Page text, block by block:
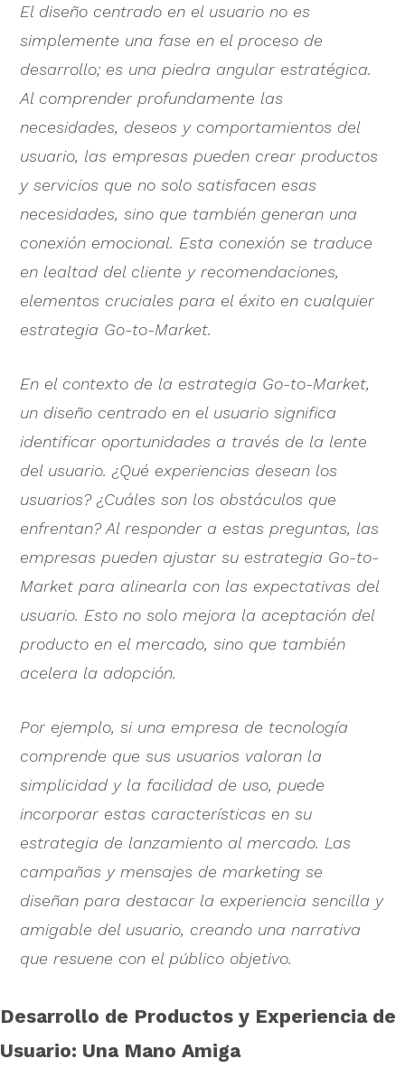
El diseño centrado en el usuario no es
simplemente una fase en el proceso de
desarrollo; es una piedra angular estratégica.
Al comprender profundamente las
necesidades, deseos y comportamientos del
usuario, las empresas pueden crear productos
y servicios que no solo satisfacen esas
necesidades, sino que también generan una
conexión emocional. Esta conexión se traduce
en lealtad del cliente y recomendaciones,
elementos cruciales para el éxito en cualquier
estrategia Go-to-Market.
En el contexto de la estrategia Go-to-Market,
un diseño centrado en el usuario significa
identificar oportunidades a través de la lente
del usuario. ¿Qué experiencias desean los
usuarios? ¿Cuáles son los obstáculos que
enfrentan? Al responder a estas preguntas, las
empresas pueden ajustar su estrategia Go-to-
Market para alinearla con las expectativas del
usuario. Esto no solo mejora la aceptación del
producto en el mercado, sino que también
acelera la adopción.
Por ejemplo, si una empresa de tecnología
comprende que sus usuarios valoran la
simplicidad y la facilidad de uso, puede
incorporar estas características en su
estrategia de lanzamiento al mercado. Las
campañas y mensajes de marketing se
diseñan para destacar la experiencia sencilla y
amigable del usuario, creando una narrativa
que resuene con el público objetivo.
Desarrollo de Productos y Experiencia de
Usuario: Una Mano Amiga